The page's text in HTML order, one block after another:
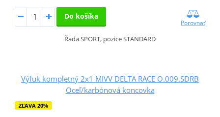
Do košíka
Porovnať
Řada SPORT, pozice STANDARD
Výfuk kompletný 2x1 MIVV DELTA RACE O.009.SDRB
Oceľ/karbónová koncovka
ZĽAVA 20%